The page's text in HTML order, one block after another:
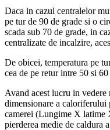
Daca in cazul centralelor
pe tur de 90 de grade si o
scada sub 70 de grade, in
centralizate de incalzire,
De obicei, temperatura pe
cea de pe retur intre 50 si 60
Avand acest lucru in
dimensionare a caloriferului
camerei (Lungime X latime
pierderea medie de caldura